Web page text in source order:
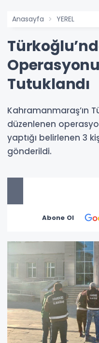
Anasayfa YEREL
Tutuklandı
Kahramanmaraş’ın
düzenlenen
yaptığı belirlenen 3
gönderildi.
Abone Ol